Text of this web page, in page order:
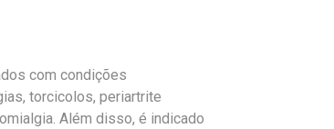
com condições
torcicolos, periartrite
Além disso, é indicado